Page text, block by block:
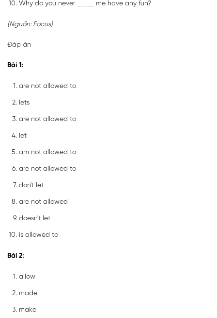
Why do you never _____ me have any fun?
(Nguồn: Focus)
Đáp án
Bài 1:
are not allowed to
lets
are not allowed to
let
am not allowed to
are not allowed to
don't let
are not allowed
doesn't let
is allowed to
Bài 2:
allow
made
make